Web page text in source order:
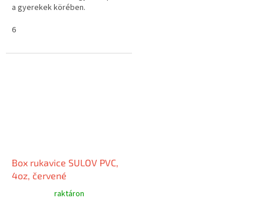
a gyerekek körében.
6
Box rukavice SULOV PVC,
4oz, červené
raktáron